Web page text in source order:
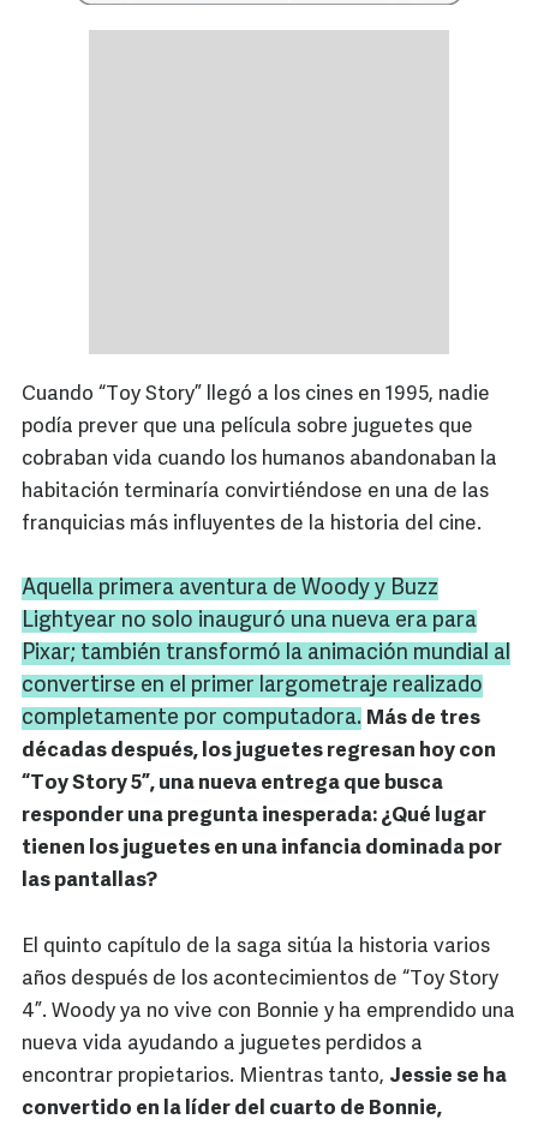
Cuando “Toy Story” llegó a los cines en 1995, nadie
podía prever que una película sobre juguetes que
cobraban vida cuando los humanos abandonaban la
habitación terminaría convirtiéndose en una de las
franquicias más influyentes de la historia del cine.
Aquella primera aventura de Woody y Buzz
Lightyear no solo inauguró una nueva era para
Pixar; también transformó la animación mundial al
convertirse en el primer largometraje realizado
completamente por computadora. Más de tres
décadas después, los juguetes regresan hoy con
“Toy Story 5”, una nueva entrega que busca
responder una pregunta inesperada: ¿Qué lugar
tienen los juguetes en una infancia dominada por
las pantallas?
El quinto capítulo de la saga sitúa la historia varios
años después de los acontecimientos de “Toy Story
4”. Woody ya no vive con Bonnie y ha emprendido una
nueva vida ayudando a juguetes perdidos a
encontrar propietarios. Mientras tanto, Jessie se ha
convertido en la líder del cuarto de Bonnie,